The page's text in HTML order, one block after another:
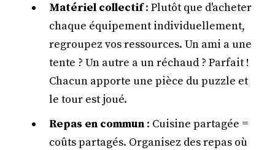
Matériel collectif: Plutôt que d'acheter
chaque équipement individuellement,
regroupez vos ressources. Un ami a une
tente ? Un autre a un réchaud ? Parfait !
Chacun apporte une pièce du puzzle et
le tour est joué.
Repas en commun : Cuisine partagée =
coûts partagés. Organisez des repas où